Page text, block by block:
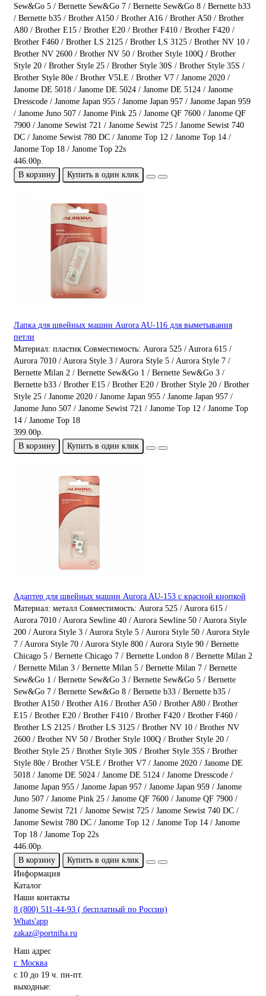
Sew&Go 5 / Bernette Sew&Go 7 / Bernette Sew&Go 8 / Bernette b33
/ Bernette b35 / Brother A150 / Brother A16 / Brother A50 / Brother
A80 / Brother E15 / Brother E20 / Brother F410 / Brother F420 /
Brother F460 / Brother LS 2125 / Brother LS 3125 / Brother NV 10 /
Brother NV 2600 / Brother NV 50 / Brother Style 100Q / Brother
Style 20 / Brother Style 25 / Brother Style 30S / Brother Style 35S /
Brother Style 80e / Brother V5LE / Brother V7 / Janome 2020 /
Janome DE 5018 / Janome DE 5024 / Janome DE 5124 / Janome
Dresscode / Janome Japan 955 / Janome Japan 957 / Janome Japan 959
/ Janome Juno 507 / Janome Pink 25 / Janome QF 7600 / Janome QF
7900 / Janome Sewist 721 / Janome Sewist 725 / Janome Sewist 740
DC / Janome Sewist 780 DC / Janome Top 12 / Janome Top 14 /
Janome Top 18 / Janome Top 22s
446.00р.
В корзину
Купить в один клик
Лапка для швейных машин Aurora AU-116 для выметывания
петли
Материал: пластик Совместимость: Aurora 525 / Aurora 615 /
Aurora 7010 / Aurora Style 3 / Aurora Style 5 / Aurora Style 7 /
Bernette Milan 2 / Bernette Sew&Go 1 / Bernette Sew&Go 3 /
Bernette b33 / Brother E15 / Brother E20 / Brother Style 20 / Brother
Style 25 / Janome 2020 / Janome Japan 955 / Janome Japan 957 /
Janome Juno 507 / Janome Sewist 721 / Janome Top 12 / Janome Top
14 / Janome Top 18
399.00р.
В корзину
Купить в один клик
Адаптер для швейных машин Aurora AU-153 с красной кнопкой
Материал: металл Совместимость: Aurora 525 / Aurora 615 /
Aurora 7010 / Aurora Sewline 40 / Aurora Sewline 50 / Aurora Style
200 / Aurora Style 3 / Aurora Style 5 / Aurora Style 50 / Aurora Style
7 / Aurora Style 70 / Aurora Style 800 / Aurora Style 90 / Bernette
Chicago 5 / Bernette Chicago 7 / Bernette London 8 / Bernette Milan 2
/ Bernette Milan 3 / Bernette Milan 5 / Bernette Milan 7 / Bernette
Sew&Go 1 / Bernette Sew&Go 3 / Bernette Sew&Go 5 / Bernette
Sew&Go 7 / Bernette Sew&Go 8 / Bernette b33 / Bernette b35 /
Brother A150 / Brother A16 / Brother A50 / Brother A80 / Brother
E15 / Brother E20 / Brother F410 / Brother F420 / Brother F460 /
Brother LS 2125 / Brother LS 3125 / Brother NV 10 / Brother NV
2600 / Brother NV 50 / Brother Style 100Q / Brother Style 20 /
Brother Style 25 / Brother Style 30S / Brother Style 35S / Brother
Style 80e / Brother V5LE / Brother V7 / Janome 2020 / Janome DE
5018 / Janome DE 5024 / Janome DE 5124 / Janome Dresscode /
Janome Japan 955 / Janome Japan 957 / Janome Japan 959 / Janome
Juno 507 / Janome Pink 25 / Janome QF 7600 / Janome QF 7900 /
Janome Sewist 721 / Janome Sewist 725 / Janome Sewist 740 DC /
Janome Sewist 780 DC / Janome Top 12 / Janome Top 14 / Janome
Top 18 / Janome Top 22s
446.00р.
В корзину
Купить в один клик
Информация
Каталог
Наши контакты
8 (800) 511-44-93 ( бесплатный по России)
Whats'app
zakaz@portniha.ru
Наш адрес
г. Москва
с 10 до 19 ч. пн-пт.
выходные: